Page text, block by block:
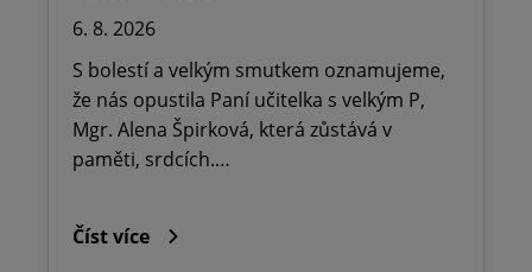
6. 8. 2026
S bolestí a velkým smutkem oznamujeme,
že nás opustila Paní učitelka s velkým P,
Mgr. Alena Špirková, která zůstává v
paměti, srdcích.…
Číst více